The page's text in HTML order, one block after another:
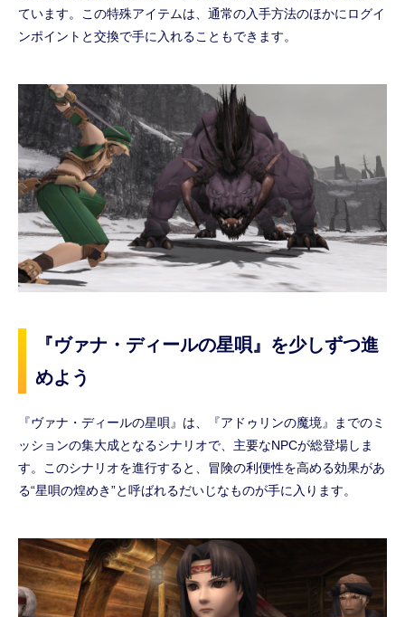
ています。この特殊アイテムは、通常の入手方法のほかにログイ
ンポイントと交換で手に入れることもできます。
『ヴァナ・ディールの星唄』を少しずつ進
めよう
『ヴァナ・ディールの星唄』は、『アドゥリンの魔境』までのミ
ッションの集大成となるシナリオで、主要なNPCが総登場しま
す。このシナリオを進行すると、冒険の利便性を高める効果があ
る“星唄の煌めき”と呼ばれるだいじなものが手に入ります。